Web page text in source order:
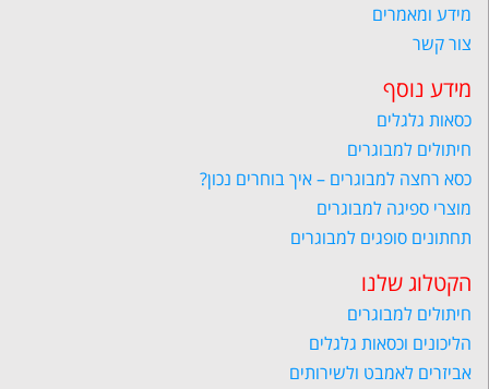
מידע ומאמרים
צור קשר
מידע נוסף
כסאות גלגלים
חיתולים למבוגרים
כסא רחצה למבוגרים – איך בוחרים נכון?
מוצרי ספיגה למבוגרים
תחתונים סופגים למבוגרים
הקטלוג שלנו
חיתולים למבוגרים
הליכונים וכסאות גלגלים
אביזרים לאמבט ולשירותים